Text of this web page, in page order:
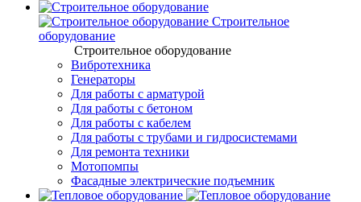
Строительное
оборудование
Строительное оборудование
Вибротехника
Генераторы
Для работы с арматурой
Для работы с бетоном
Для работы с кабелем
Для работы с трубами и гидросистемами
Для ремонта техники
Мотопомпы
Фасадные электрические подъемник